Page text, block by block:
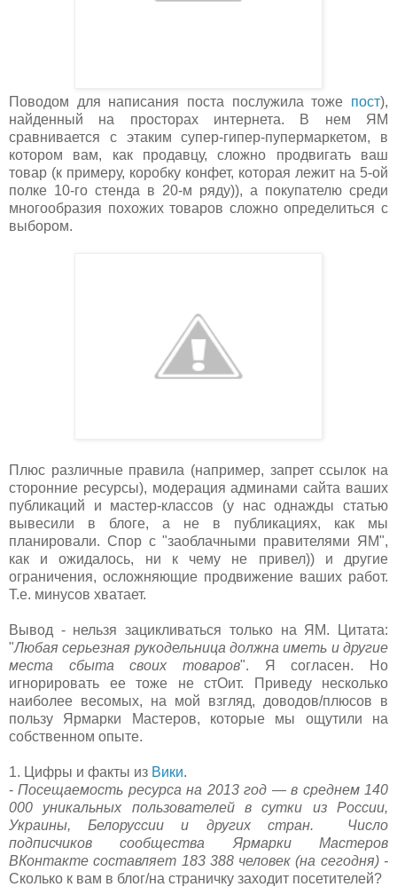
Поводом для написания поста послужила тоже пост),
найденный на просторах интернета. В нем ЯМ
сравнивается с этаким супер-гипер-пупермаркетом, в
котором вам, как продавцу, сложно продвигать ваш
товар (к примеру, коробку конфет, которая лежит на 5-ой
полке 10-го стенда в 20-м ряду)), а покупателю среди
многообразия похожих товаров сложно определиться с
выбором.
Плюс различные правила (например, запрет ссылок на
сторонние ресурсы), модерация админами сайта ваших
публикаций и мастер-классов (у нас однажды статью
вывесили в блоге, а не в публикациях, как мы
планировали. Спор с "заоблачными правителями ЯМ",
как и ожидалось, ни к чему не привел)) и другие
ограничения, осложняющие продвижение ваших работ.
Т.е. минусов хватает.
Вывод - нельзя зацикливаться только на ЯМ. Цитата:
"Любая серьезная рукодельница должна иметь и другие
места сбыта своих товаров". Я согласен. Но
игнорировать ее тоже не стОит. Приведу несколько
наиболее весомых, на мой взгляд, доводов/плюсов в
пользу Ярмарки Мастеров, которые мы ощутили на
собственном опыте.
1. Цифры и факты из Вики.
-Посещаемость ресурса на 2013 год — в среднем 140
000 уникальных пользователей в сутки из России,
Украины, Белоруссии и других стран. Число
подписчиков сообщества Ярмарки Мастеров
ВКонтакте составляет 183 388 человек (на сегодня) -
Сколько к вам в блог/на страничку заходит посетителей?